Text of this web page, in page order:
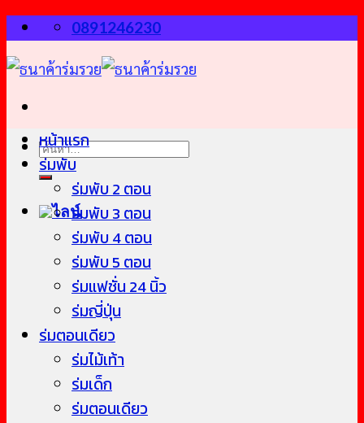
Skip
to
content
0891246230
ค้นหา:
หน้าแรก
ร่มพับ
ร่มพับ 2 ตอน
ร่มพับ 3 ตอน
ร่มพับ 4 ตอน
ร่มพับ 5 ตอน
ร่มแฟชั่น 24 นิ้ว
ร่มญี่ปุ่น
ร่มตอนเดียว
ร่มไม้เท้า
ร่มเด็ก
ร่มตอนเดียว